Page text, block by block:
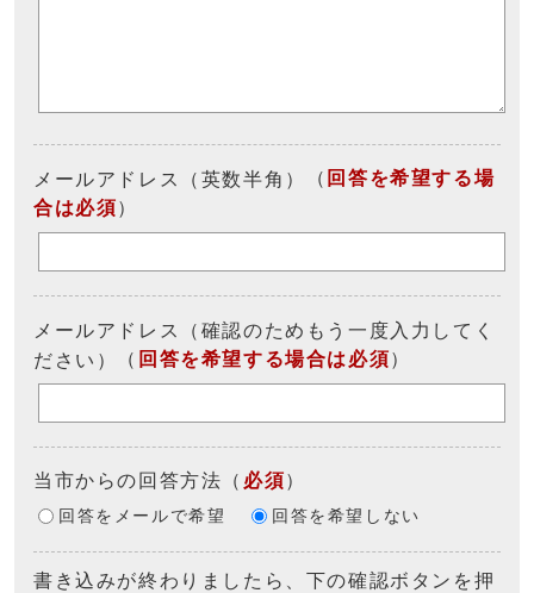
メールアドレス（英数半角） （ 回答を希望する場
合は必須）
メールアドレス（確認のためもう一度入力してく
ださい）
（ 回答を希望する場合は必須）
当市からの回答方法 （ 必須）
回答をメールで希望 回答を希望しない
書き込みが終わりましたら、下の確認ボタンを押